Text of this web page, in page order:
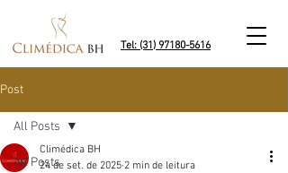
Tel: (31) 97180-5616
Post
All Posts
All Posts
Climédica BH
24 de set. de 2025 2 min de leitura